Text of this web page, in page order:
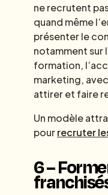
ne recrutent
quand même
présenter le
notamment sur
formation,
marketing,
attirer et faire
Un modèle
pourrecruter
6 –